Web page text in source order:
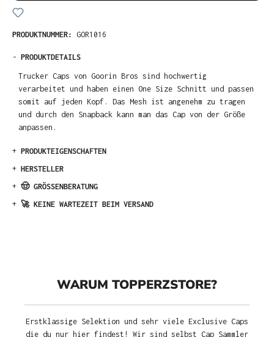
PRODUKTNUMMER: GOR1016
- PRODUKTDETAILS
Trucker Caps von Goorin Bros sind hochwertig
verarbeitet und haben einen One Size Schnitt und passen
somit auf jeden Kopf. Das Mesh ist angenehm zu tragen
und durch den Snapback kann man das Cap von der Größe
anpassen.
+ PRODUKTEIGENSCHAFTEN
+ HERSTELLER
+ 🤠 GRÖSSENBERATUNG
+ 🚀 KEINE WARTEZEIT BEIM VERSAND
WARUM TOPPERZSTORE?
Erstklassige Selektion und sehr viele Exclusive Caps
die du nur hier findest! Wir sind selbst Cap Sammler